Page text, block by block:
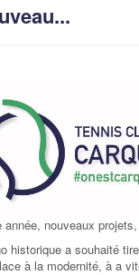
année, nouveaux
historique a souhaité
à la modernité, à a